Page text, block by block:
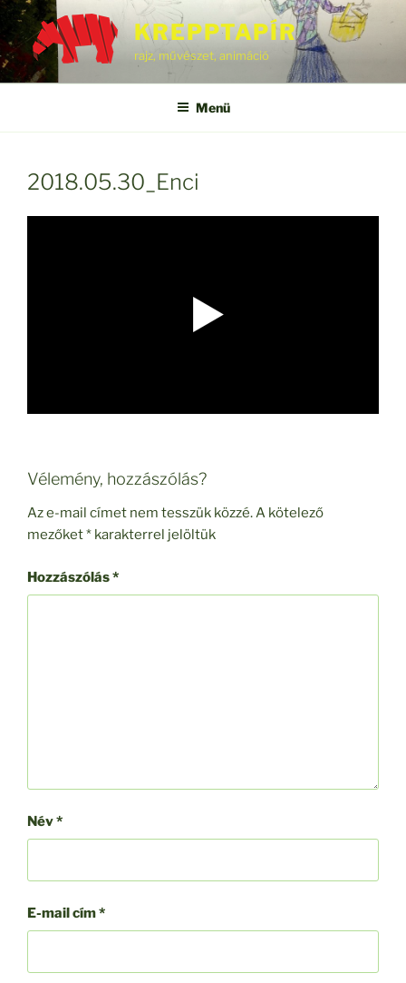
Tartalomhoz
KREPPTAPÍR
rajz, művészet, animáció
Menü
2018.05.30_Enci
Vélemény, hozzászólás?
Az e-mail címet nem tesszük közzé.A kötelező
mezőket* karakterrel jelöltük
Hozzászólás*
Név*
E-mail cím*